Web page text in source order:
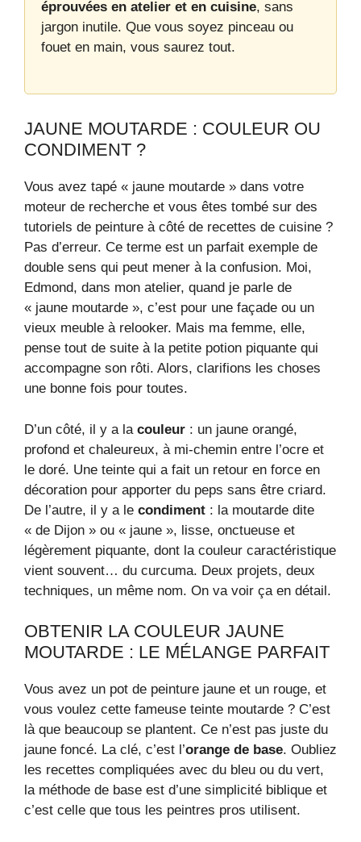
éprouvées en atelier et en cuisine, sans
jargon inutile. Que vous soyez pinceau ou
fouet en main, vous saurez tout.
JAUNE MOUTARDE : COULEUR OU
CONDIMENT ?
Vous avez tapé « jaune moutarde » dans votre
moteur de recherche et vous êtes tombé sur des
tutoriels de peinture à côté de recettes de cuisine ?
Pas d’erreur. Ce terme est un parfait exemple de
double sens qui peut mener à la confusion. Moi,
Edmond, dans mon atelier, quand je parle de
« jaune moutarde », c’est pour une façade ou un
vieux meuble à relooker. Mais ma femme, elle,
pense tout de suite à la petite potion piquante qui
accompagne son rôti. Alors, clarifions les choses
une bonne fois pour toutes.
D’un côté, il y a la couleur : un jaune orangé,
profond et chaleureux, à mi-chemin entre l’ocre et
le doré. Une teinte qui a fait un retour en force en
décoration pour apporter du peps sans être criard.
De l’autre, il y a le condiment : la moutarde dite
« de Dijon » ou « jaune », lisse, onctueuse et
légèrement piquante, dont la couleur caractéristique
vient souvent… du curcuma. Deux projets, deux
techniques, un même nom. On va voir ça en détail.
OBTENIR LA COULEUR JAUNE
MOUTARDE : LE MÉLANGE PARFAIT
Vous avez un pot de peinture jaune et un rouge, et
vous voulez cette fameuse teinte moutarde ? C’est
là que beaucoup se plantent. Ce n’est pas juste du
jaune foncé. La clé, c’est l’orange de base. Oubliez
les recettes compliquées avec du bleu ou du vert,
la méthode de base est d’une simplicité biblique et
c’est celle que tous les peintres pros utilisent.